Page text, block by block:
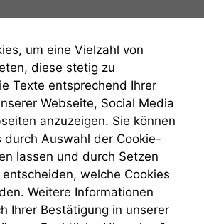
um eine Vielzahl von
diese stetig zu
Texte entsprechend Ihrer
Webseite, Social Media
anzuzeigen. Sie können
durch Auswahl der Cookie-
lassen und durch Setzen
welche Cookies
Weitere Informationen
Ihrer Bestätigung in unserer
Um unsere
Website zu
verbessern,
zeichnen
wir
anonyme
statistische
Daten auf.
Funktionalität
Einige